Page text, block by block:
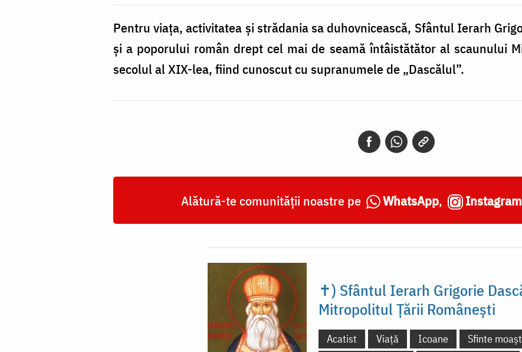
Pentru viaţa, activitatea şi strădania sa duhovnicească, Sfântul Ierarh
şi a poporului român drept cel mai de seamă întâistătător al scaunului
secolul al XIX-lea, fiind cunoscut cu supranumele de „Dascălul”.
Alătură-te comunității noastre pe WhatsApp, Instagram
✝) Sfântul Ierarh Grigorie
Mitropolitul Țării Românești
Acatist Viață Icoane
Sfinte